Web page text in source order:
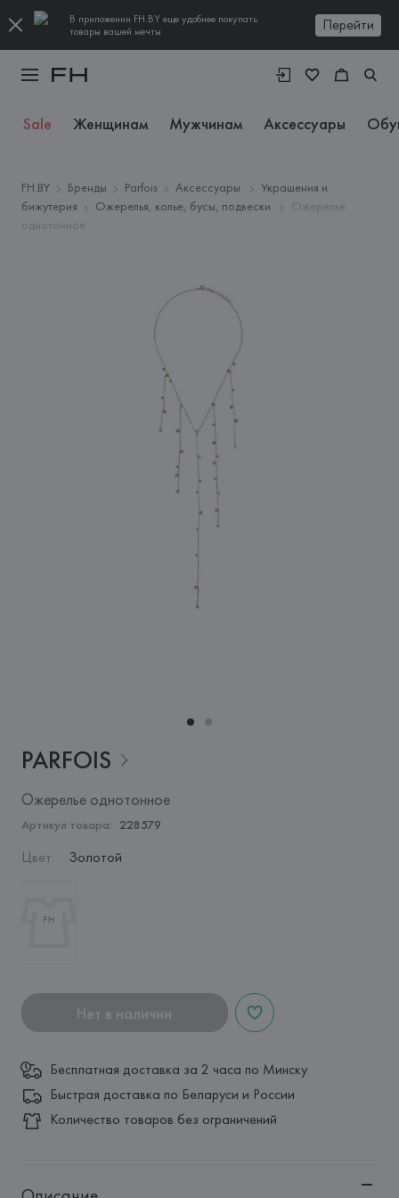
В приложении FH.BY еще удобнее покупать
товары вашей мечты
Перейти
Sale Женщинам Мужчинам Аксессуары
FH.BY Бренды Parfois Аксессуары
Украшения и
бижутерия
Ожерелья, колье, бусы, подвески
Ожерелье
однотонное
PARFOIS
Ожерелье однотонное
Артикул товара: 228579
Цвет: Золотой
Нет в наличии
Бесплатная доставка за 2 часа по Минску
Быстрая доставка по Беларуси и России
Количество товаров без ограничений